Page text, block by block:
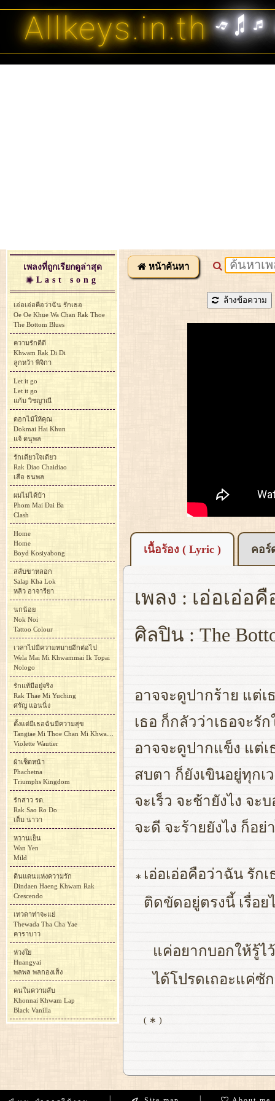
Allkeys.in.th
หน้าค้นหา
ล้างข้อความ
เนื้อร้อง ( Lyric ) คอร์
เพลง : เอ่อเอ่อ
ศิลปิน : The
อาจจะดูปากร้าย แต่
เธอ ก็กลัวว่าเธอจะรัก
อาจจะดูปากแข็ง แต่
สบตา ก็ยังเขินอยู่ทุกเ
จะเร็ว จะช้ายังไง จะ
จะดี จะร้ายยังไง ก็อย่
∗ เอ่อเอ่อคือว่าฉัน รัก
ติดขัดอยู่ตรงนี้ เรื่อย
แค่อยากบอกให้รู้ไ
ได้โปรดเถอะแค่ซั
( ∗ )
เพลงที่ถูกเรียกดูล่าสุด
Last song
เอ่อเอ่อคือว่าฉัน รักเธอ
Oe Oe Khue Wa Chan Rak Thoe
The Bottom Blues
ความรักดีดี
Khwam Rak Di Di
ลูกหว้า พิจิกา
Let it go
Let it go
แก้ม วิชญาณี
ดอกไม้ให้คุณ
Dokmai Hai Khun
แจ้ ดนุพล
รักเดียวใจเดียว
Rak Diao Chaidiao
เสือ ธนพล
ผมไม่ได้บ้า
Phom Mai Dai Ba
Clash
Home
Home
Boyd Kosiyabong
สลับขาหลอก
Salap Kha Lok
หลิว อาจารียา
นกน้อย
Nok Noi
Tattoo Colour
เวลาไม่มีความหมายอีกต่อไป
Wela Mai Mi Khwammai Ik Topai
Nologo
รักแท้มีอยู่จริง
Rak Thae Mi Yuching
ศรัญ แอนนิ่ง
ตั้งแต่มีเธอฉันมีความสุข
Tangtae Mi Thoe Chan Mi Khwam Suk
Violette Wautier
ผ้าเช็ดหน้า
Phachetna
Triumphs Kingdom
รักสาว รด.
Rak Sao Ro Do
เต็ม นาวา
หวานเย็น
Wan Yen
Mild
ดินแดนแห่งความรัก
Dindaen Haeng Khwam Rak
Crescendo
เทวดาท่าจะแย่
Thewada Tha Cha Yae
คาราบาว
ห่วงใย
Huangyai
พลพล พลกองเส็ง
คนในความลับ
Khonnai Khwam Lap
Black Vanilla